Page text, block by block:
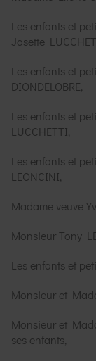
Les enfants et
Josette
Les enfants et
DIONDELOBRE,
Les enfants et
LUCCHETTI,
Les enfants et
LEONCINI,
Madame veuve
Monsieur Tony
Les enfants et
Monsieur et
Monsieur et
ses enfants,